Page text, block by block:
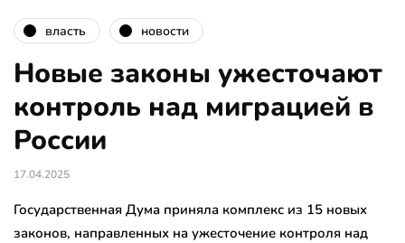
власть новости
Новые законы ужесточают
контроль над миграцией в
России
17.04.2025
Государственная Дума приняла комплекс из 15 новых
законов, направленных на ужесточение контроля над